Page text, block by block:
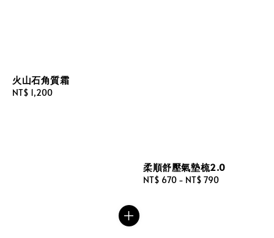
火山石角質霜
Regular
NT$ 1,200
柔順舒壓氣墊梳2.0
Regular
NT$ 670 - NT$ 790